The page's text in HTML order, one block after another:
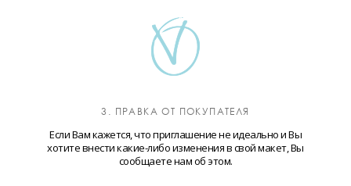
3. ПРАВКА ОТ ПОКУПАТЕЛЯ
Если Вам кажется, что приглашение не идеально и Вы
хотите внести какие-либо изменения в свой макет, Вы
сообщаете нам об этом.